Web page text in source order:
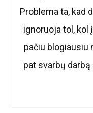
Problema ta, kad
ignoruoja tol, kol
pačiu blogiausiu
pat svarbų